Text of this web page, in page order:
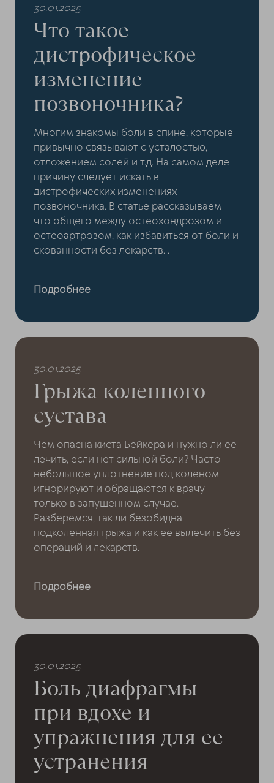
30.01.2025
Что такое
дистрофическое
изменение
позвоночника?
Многим знакомы боли в спине, которые
привычно связывают с усталостью,
отложением солей и т.д. На самом деле
причину следует искать в
дистрофических изменениях
позвоночника. В статье рассказываем
что общего между остеохондрозом и
остеоартрозом, как избавиться от боли и
скованности без лекарств. .
Подробнее
30.01.2025
Грыжа коленного
сустава
Чем опасна киста Бейкера и нужно ли ее
лечить, если нет сильной боли? Часто
небольшое уплотнение под коленом
игнорируют и обращаются к врачу
только в запущенном случае.
Разберемся, так ли безобидна
подколенная грыжа и как ее вылечить без
операций и лекарств.
Подробнее
30.01.2025
Боль диафрагмы
при вдохе и
упражнения для ее
устранения